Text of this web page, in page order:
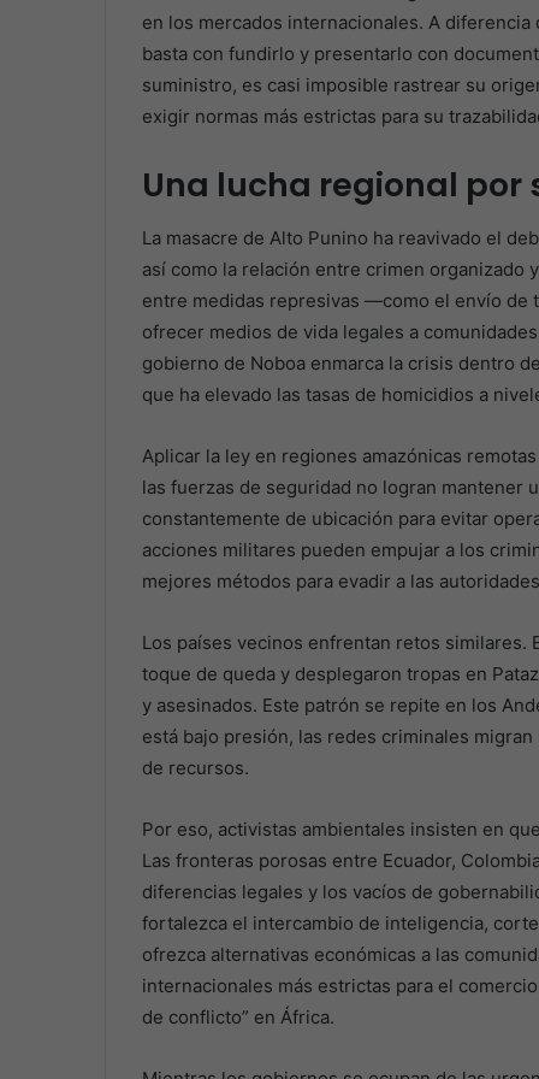
en los mercados internacionales. A
basta con fundirlo y presentarlo con
suministro, es casi imposible rastrear su
exigir normas más estrictas para su
Una lucha regional por
La masacre de Alto Punino ha reavivado el
así como la relación entre crimen organizado
entre medidas represivas —como el envío de
ofrecer medios de vida legales a
gobierno de Noboa enmarca la crisis dentro
que ha elevado las tasas de homicidios a
Aplicar la ley en regiones amazónicas
las fuerzas de seguridad no logran mantener
constantemente de ubicación para evitar
acciones militares pueden empujar a los
mejores métodos para evadir a las
Los países vecinos enfrentan retos similares.
toque de queda y desplegaron tropas en
y asesinados. Este patrón se repite en los
está bajo presión, las redes criminales
de recursos.
Por eso, activistas ambientales insisten en
Las fronteras porosas entre Ecuador,
diferencias legales y los vacíos de
fortalezca el intercambio de inteligencia,
ofrezca alternativas económicas a las
internacionales más estrictas para el
de conflicto” en África.